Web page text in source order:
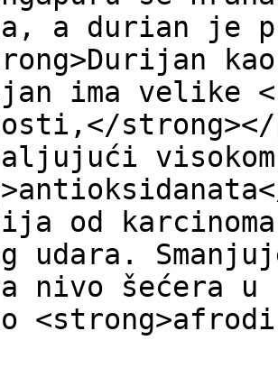
a durian je
ima velike
strong></
od
udara.
nivo šećera